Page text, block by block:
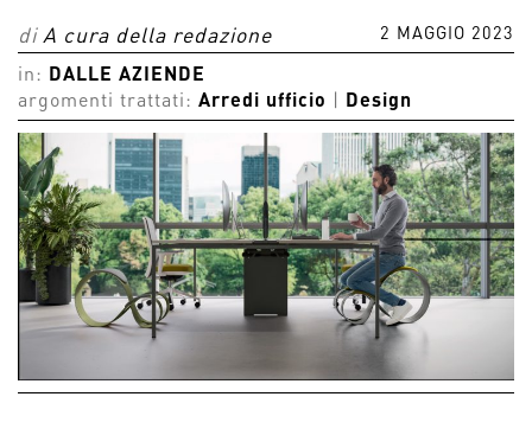
di A cura della redazione 2 MAGGIO 2023
in:
DALLE AZIENDE
argomenti trattati: Arredi ufficio Design